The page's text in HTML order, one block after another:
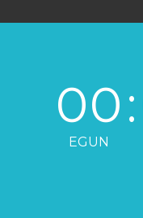
00
EGUN
: